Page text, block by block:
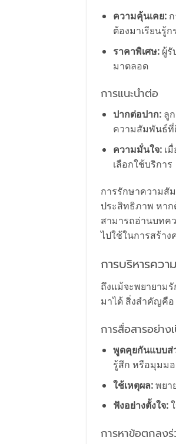
ความคุ้นเคย:ก
ต้องมาเรียนรู้
ราคาพิเศษ:ผู้รั
มาตลอด
การแนะนำต่อ
ปากต่อปาก:ลูก
ความสัมพันธ์ที่
ความมั่นใจ:เมื่
เลือกใช้บริการ
การรักษาความสั
ประสิทธิภาพ หาก
สามารถอ่านบทค
ไปใช้ในการสร้า
การบริหารคว
ถึงแม้จะพยายาม
มาได้ สิ่งสำคัญคือ
การสื่อสารอย่าง
พูดคุยกันแบบส่
รู้สึก หรือมุมมอ
ใช้เหตุผล:พยา
ฟังอย่างตั้งใจ:ใ
การหาข้อตกลง